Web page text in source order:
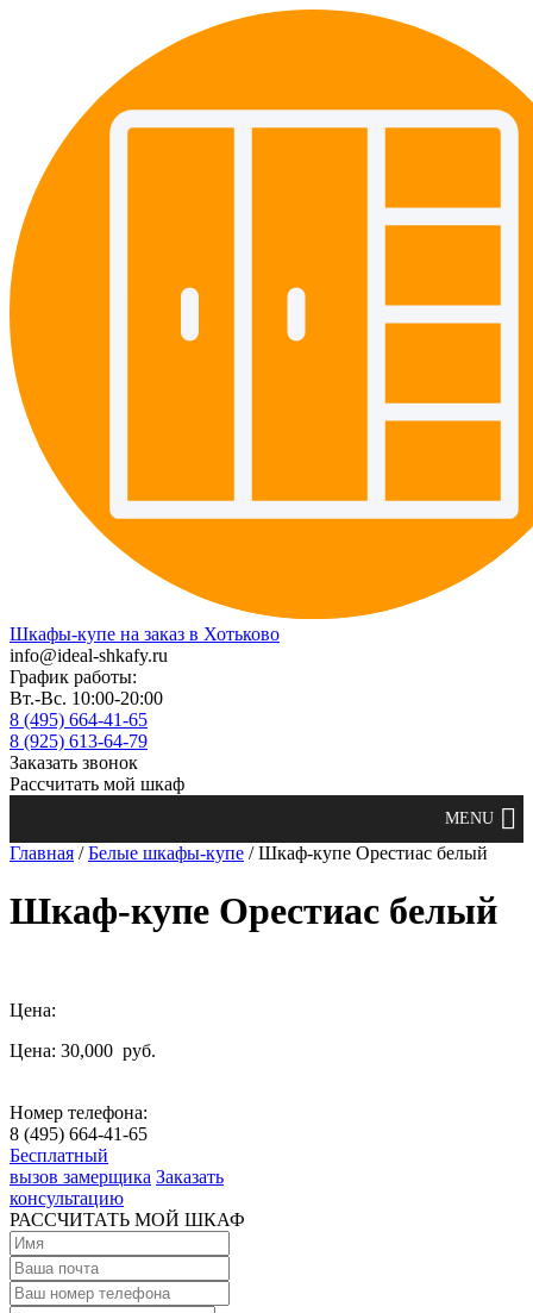
Шкафы-купе на заказ в Хотьково
info@ideal-shkafy.ru
График работы:
Вт.-Вс. 10:00-20:00
8 (495) 664-41-65
8 (925) 613-64-79
Заказать звонок
Рассчитать мой шкаф
Главная /Белые шкафы-купе / Шкаф-купе Орестиас белый
Шкаф-купе Орестиас белый
Цена:
Цена: 30,000 руб.
Номер телефона:
8 (495) 664-41-65
Бесплатный
вызов замерщика Заказать
консультацию
РАССЧИТАТЬ МОЙ ШКАФ